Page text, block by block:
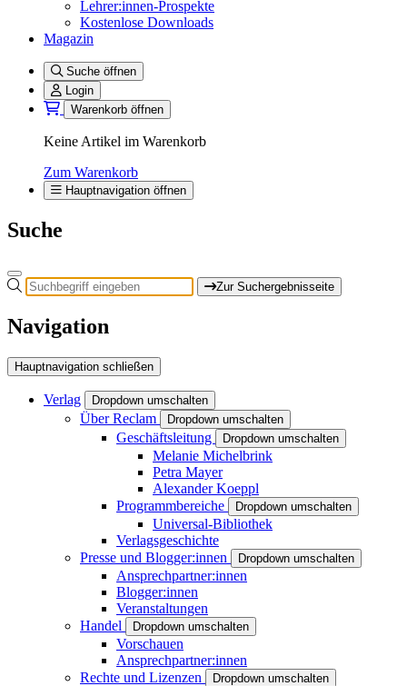
Lehrer:innen-Prospekte
Kostenlose Downloads
Magazin
Suche öffnen
Login
Warenkorb öffnen
Keine Artikel im Warenkorb
Zum Warenkorb
Hauptnavigation öffnen
Suche
Zur Suchergebnisseite
Navigation
Hauptnavigation schließen
Verlag Dropdown umschalten
Über Reclam Dropdown umschalten
Geschäftsleitung Dropdown umschalten
Melanie Michelbrink
Petra Mayer
Alexander Koeppl
Programmbereiche
Dropdown umschalten
Universal-Bibliothek
Verlagsgeschichte
Presse und Blogger:innen
Dropdown umschalten
Ansprechpartner:innen
Blogger:innen
Veranstaltungen
Handel
Dropdown umschalten
Vorschauen
Ansprechpartner:innen
Rechte und Lizenzen
Dropdown umschalten